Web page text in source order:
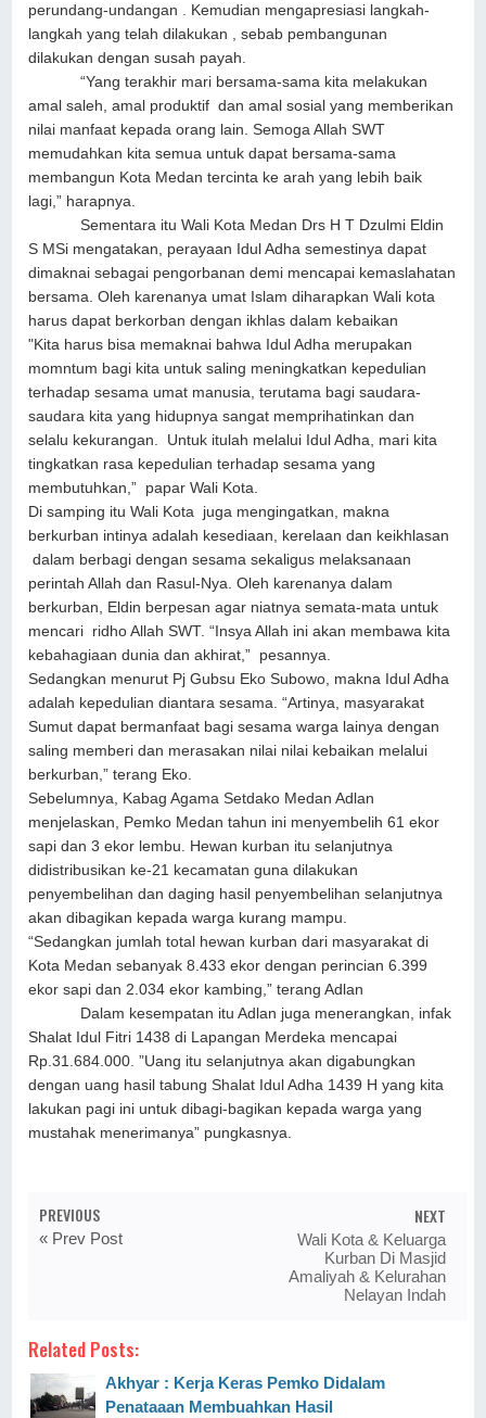
perundang-undangan . Kemudian mengapresiasi langkah-
langkah yang telah dilakukan , sebab pembangunan
dilakukan dengan susah payah.
“Yang terakhir mari bersama-sama kita melakukan
amal saleh, amal produktif dan amal sosial yang memberikan
nilai manfaat kepada orang lain. Semoga Allah SWT
memudahkan kita semua untuk dapat bersama-sama
membangun Kota Medan tercinta ke arah yang lebih baik
lagi,” harapnya.
Sementara itu Wali Kota Medan Drs H T Dzulmi Eldin
S MSi mengatakan, perayaan Idul Adha semestinya dapat
dimaknai sebagai pengorbanan demi mencapai kemaslahatan
bersama. Oleh karenanya umat Islam diharapkan Wali kota
harus dapat berkorban dengan ikhlas dalam kebaikan
"Kita harus bisa memaknai bahwa Idul Adha merupakan
momntum bagi kita untuk saling meningkatkan kepedulian
terhadap sesama umat manusia, terutama bagi saudara-
saudara kita yang hidupnya sangat memprihatinkan dan
selalu kekurangan. Untuk itulah melalui Idul Adha, mari kita
tingkatkan rasa kepedulian terhadap sesama yang
membutuhkan,” papar Wali Kota.
Di samping itu Wali Kota juga mengingatkan, makna
berkurban intinya adalah kesediaan, kerelaan dan keikhlasan
dalam berbagi dengan sesama sekaligus melaksanaan
perintah Allah dan Rasul-Nya. Oleh karenanya dalam
berkurban, Eldin berpesan agar niatnya semata-mata untuk
mencari ridho Allah SWT. “Insya Allah ini akan membawa kita
kebahagiaan dunia dan akhirat,” pesannya.
Sedangkan menurut Pj Gubsu Eko Subowo, makna Idul Adha
adalah kepedulian diantara sesama. “Artinya, masyarakat
Sumut dapat bermanfaat bagi sesama warga lainya dengan
saling memberi dan merasakan nilai nilai kebaikan melalui
berkurban,” terang Eko.
Sebelumnya, Kabag Agama Setdako Medan Adlan
menjelaskan, Pemko Medan tahun ini menyembelih 61 ekor
sapi dan 3 ekor lembu. Hewan kurban itu selanjutnya
didistribusikan ke-21 kecamatan guna dilakukan
penyembelihan dan daging hasil penyembelihan selanjutnya
akan dibagikan kepada warga kurang mampu.
“Sedangkan jumlah total hewan kurban dari masyarakat di
Kota Medan sebanyak 8.433 ekor dengan perincian 6.399
ekor sapi dan 2.034 ekor kambing,” terang Adlan
Dalam kesempatan itu Adlan juga menerangkan, infak
Shalat Idul Fitri 1438 di Lapangan Merdeka mencapai
Rp.31.684.000. ”Uang itu selanjutnya akan digabungkan
dengan uang hasil tabung Shalat Idul Adha 1439 H yang kita
lakukan pagi ini untuk dibagi-bagikan kepada warga yang
mustahak menerimanya” pungkasnya.
PREVIOUS
« Prev Post
NEXT
Wali Kota & Keluarga
Kurban Di Masjid
Amaliyah & Kelurahan
Nelayan Indah
Related Posts:
Akhyar : Kerja Keras Pemko Didalam
Penataaan Membuahkan Hasil